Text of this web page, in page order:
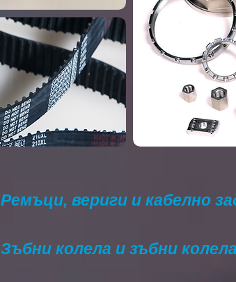
Ремъци, вериги и кабелно
Зъбни колела и зъбни колела